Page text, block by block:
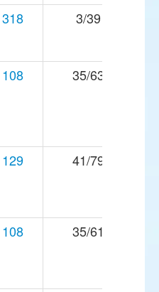
318 3/39
108 35/63
129 41/79
108 35/61